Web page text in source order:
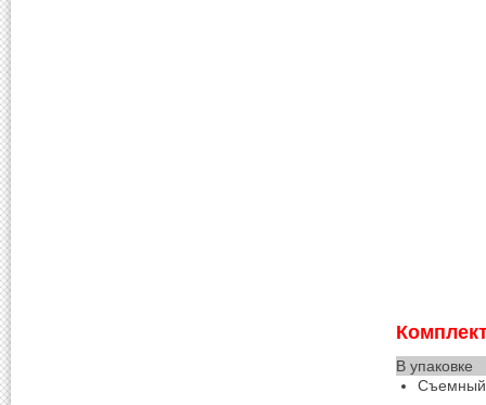
В упаковке
Съемный